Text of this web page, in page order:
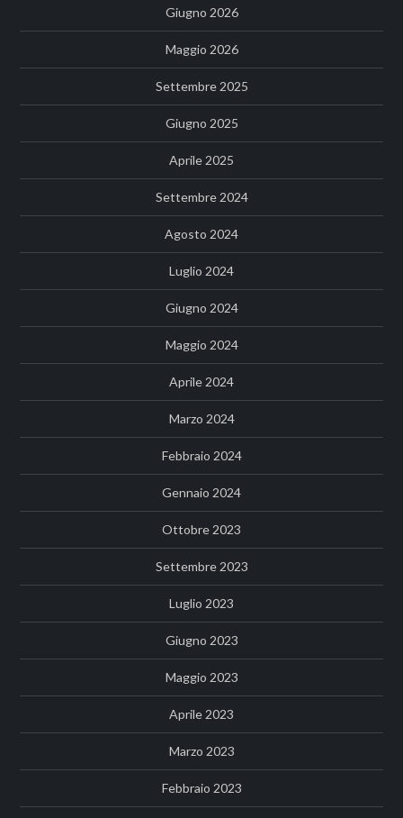
Giugno 2026
Maggio 2026
Settembre 2025
Giugno 2025
Aprile 2025
Settembre 2024
Agosto 2024
Luglio 2024
Giugno 2024
Maggio 2024
Aprile 2024
Marzo 2024
Febbraio 2024
Gennaio 2024
Ottobre 2023
Settembre 2023
Luglio 2023
Giugno 2023
Maggio 2023
Aprile 2023
Marzo 2023
Febbraio 2023